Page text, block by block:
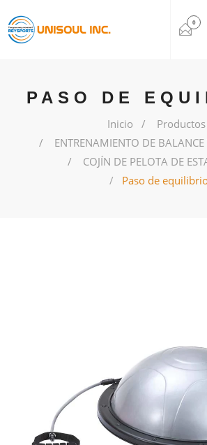
0
PASO DE
Inicio
Productos
ENTRENAMIENTO DE
COJÍN DE PELOTA DE
Paso de